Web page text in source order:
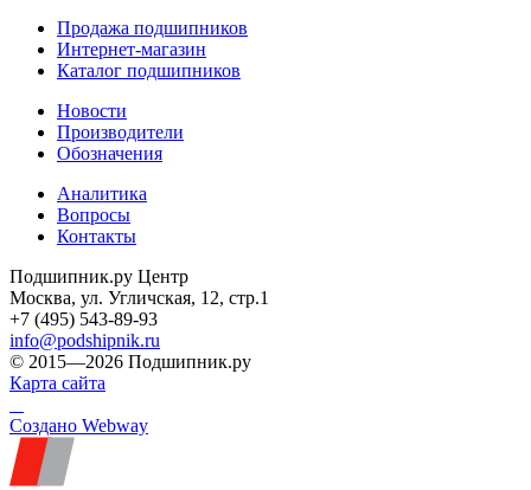
Продажа подшипников
Интернет-магазин
Каталог подшипников
Новости
Производители
Обозначения
Аналитика
Вопросы
Контакты
Подшипник.ру Центр
Москва, ул. Угличская, 12, стр.1
+7 (495) 543-89-93
info@podshipnik.ru
© 2015—2026 Подшипник.ру
Карта сайта
Создано Webway